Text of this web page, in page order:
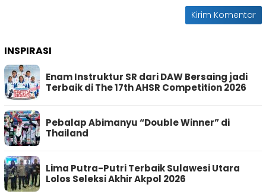
INSPIRASI
Enam Instruktur SR dari DAW Bersaing jadi
Terbaik di The 17th AHSR Competition 2026
Pebalap Abimanyu “Double Winner” di
Thailand
Lima Putra-Putri Terbaik Sulawesi Utara
Lolos Seleksi Akhir Akpol 2026